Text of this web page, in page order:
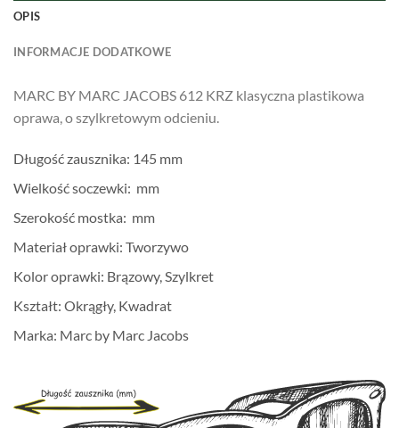
OPIS
INFORMACJE DODATKOWE
MARC BY MARC JACOBS 612 KRZ klasyczna plastikowa
oprawa, o szylkretowym odcieniu.
Długość zausznika: 145 mm
Wielkość soczewki: mm
Szerokość mostka: mm
Materiał oprawki: Tworzywo
Kolor oprawki: Brązowy, Szylkret
Kształt: Okrągły, Kwadrat
Marka: Marc by Marc Jacobs